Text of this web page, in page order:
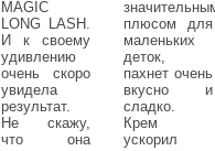
MAGIC
LONG LASH.
И к своему
удивлению
очень скоро
увидела
результат.
Не скажу,
что она
плюсом для
маленьких
деток,
пахнет очень
вкусно и
сладко.
Крем
ускорил